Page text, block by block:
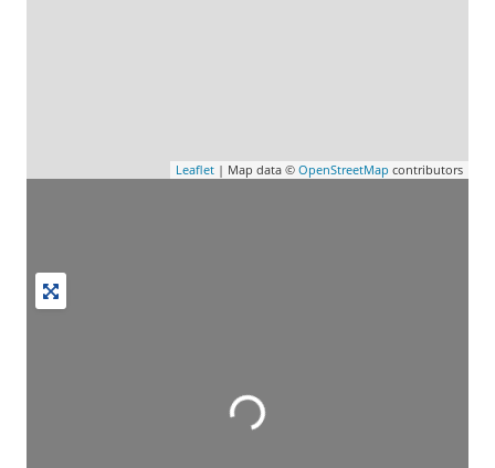
Leaflet | Map data © OpenStreetMap contributors
Wird geladen …